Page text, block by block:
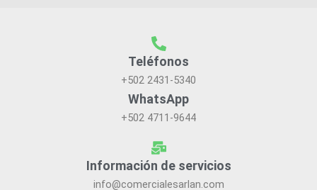
Teléfonos
+502 2431-5340
WhatsApp
+502 4711-9644
Información de servicios
info@comercialesarlan.com